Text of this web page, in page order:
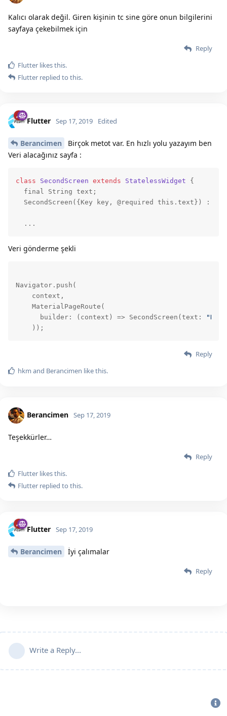
Kalıcı olarak değil. Giren kişinin tc sine göre onun bilgilerini
sayfaya çekebilmek için
Reply
Flutter likes this.
Flutter replied to this.
Flutter Sep 17, 2019 Edited
Berancimen
Birçok metot var. En hızlı yolu yazayım ben
Veri alacağınız sayfa :
class SecondScreen extends StatelessWidget {
  final
String text;
  SecondScreen({Key key, @required
this .text}) :
  ...
Veri gönderme şekli
Navigator.push(
    context,
    MaterialPageRoute(
      builder:
(context) => SecondScreen(text:
    ));
Reply
hkm and Berancimen like this.
Berancimen Sep 17, 2019
Teşekkürler…
Reply
Flutter likes this.
Flutter replied to this.
Flutter Sep 17, 2019
Berancimen İyi çalımalar
Reply
Write a Reply...